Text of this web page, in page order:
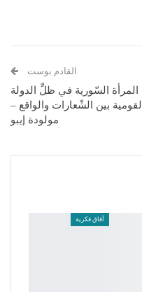
القادم بوست
المرأة السّورية في ظلِّ الدولة
القومية بين الشّعارات والواقع –
مولودة إيبو
آفاق فكرية